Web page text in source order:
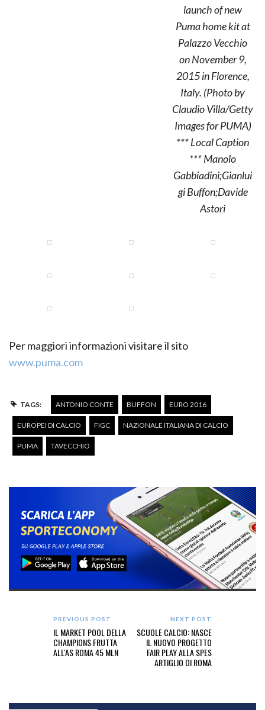
launch of new
Puma home kit at
Palazzo Vecchio
on November 9,
2015 in Florence,
Italy. (Photo by
Claudio Villa/Getty
Images for PUMA)
*** Local Caption
*** Manolo
Gabbiadini;Gianlui
gi Buffon;Davide
Astori
Per maggiori informazioni visitare il sito
www.puma.com
TAGS: ANTONIO CONTE BUFFON EURO 2016
EUROPEI DI CALCIO FIGC NAZIONALE ITALIANA DI CALCIO
PUMA TAVECCHIO
PREVIOUS POST
IL MARKET POOL DELLA
CHAMPIONS FRUTTA
ALL'AS ROMA 45 MLN
NEXT POST
SCUOLE CALCIO: NASCE
IL NUOVO PROGETTO
FAIR PLAY ALLA SPES
ARTIGLIO DI ROMA